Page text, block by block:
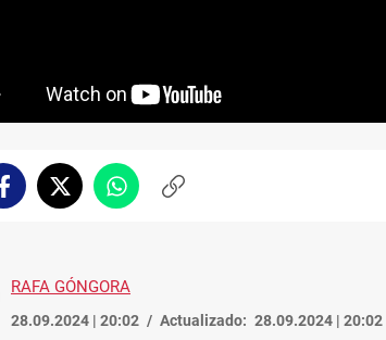
FacebookTwitterWhatsappCopiar
RAFA GÓNGORA
28.09.2024 | 20:02 Actualizado: 28.09.2024 | 20:02